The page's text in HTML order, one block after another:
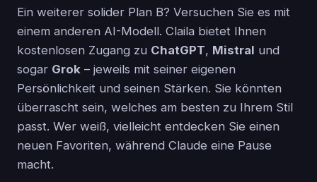
Ein weiterer solider Plan B? Versuchen Sie es mit
einem anderen AI-Modell. Claila bietet Ihnen
kostenlosen Zugang zu ChatGPT, Mistral und
sogar Grok – jeweils mit seiner eigenen
Persönlichkeit und seinen Stärken. Sie könnten
überrascht sein, welches am besten zu Ihrem Stil
passt. Wer weiß, vielleicht entdecken Sie einen
neuen Favoriten, während Claude eine Pause
macht.